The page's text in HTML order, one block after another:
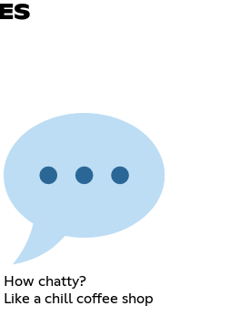
How chatty?
Like a chill coffee shop